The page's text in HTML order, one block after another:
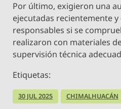
Por último, exigieron una
ejecutadas recientemente
responsables si se
realizaron con materiales
supervisión técnica
Etiquetas:
30 JUL 2025 CHIMALHUACÁN